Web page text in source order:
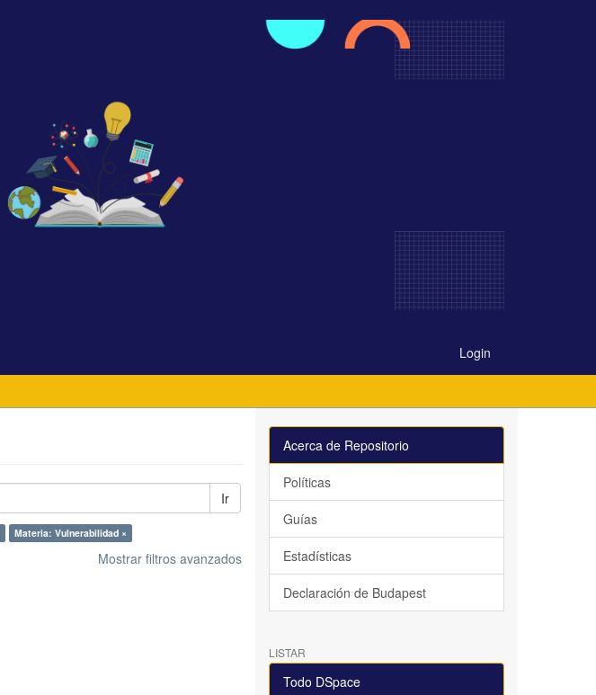
Login
Ir
Materia: Vulnerabilidad ×
Mostrar filtros avanzados
Acerca de Repositorio
Políticas
Guías
Estadísticas
Declaración de Budapest
LISTAR
Todo DSpace